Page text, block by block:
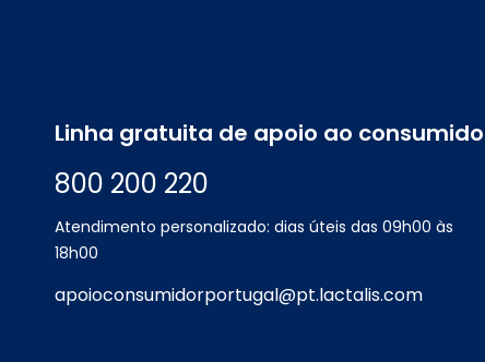
Linha gratuita de apoio ao
800 200 220
Atendimento personalizado: dias úteis das 09h00 às
18h00
apoioconsumidorportugal@pt.lactalis.com